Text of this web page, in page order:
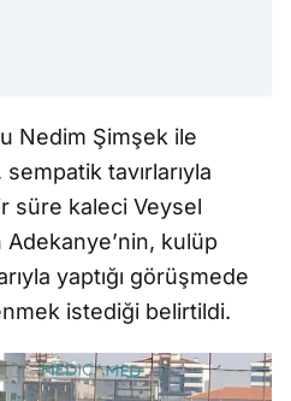
Nedim Şimşek ile
tavırlarıyla
süre kaleci Veysel
kulüp
yaptığı görüşmede
istediği belirtildi.